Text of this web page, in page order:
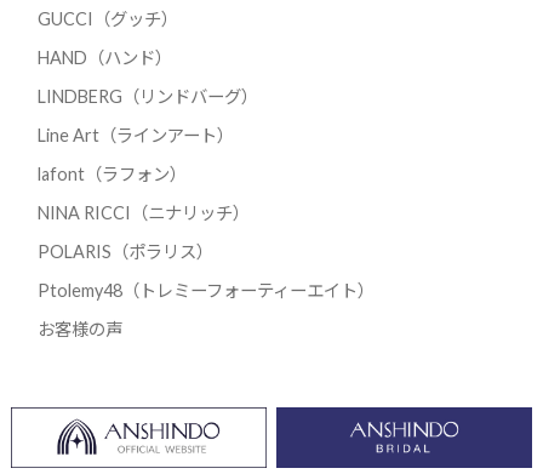
GUCCI（グッチ）
HAND（ハンド）
LINDBERG（リンドバーグ）
Line Art（ラインアート）
lafont（ラフォン）
NINA RICCI（ニナリッチ）
POLARIS（ポラリス）
Ptolemy48（トレミーフォーティーエイト）
お客様の声